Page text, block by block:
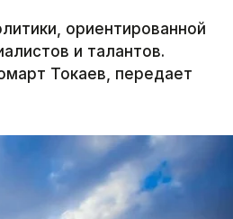
ориентированной
и талантов.
Токаев, передает